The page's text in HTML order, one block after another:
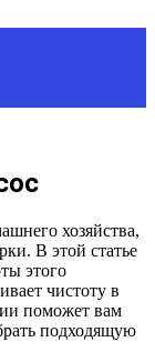
хозяйства,
В этой статье
этого
чистоту в
поможет вам
подходящую